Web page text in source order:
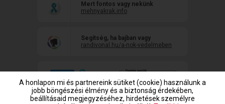
Mert fontos vagy nekünk
mehnyakrak.info
Segítség, ha bajban vagy
randivonal.hu/a-nok-vedelmeben
A honlapon mi és partnereink sütiket (cookie) használunk a
jobb böngészési élmény és a biztonság érdekében,
beállításaid megjegyzéséhez, hirdetések személyre